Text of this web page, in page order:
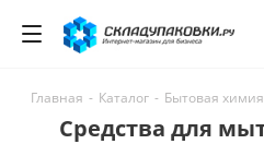
Главная - Каталог - Бытовая химия
Средства для